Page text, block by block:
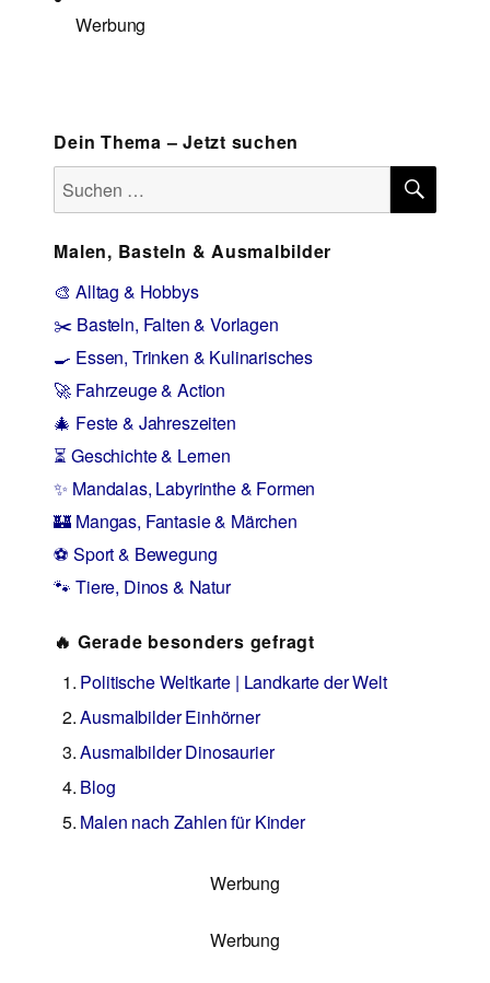
Werbung
Dein Thema – Jetzt suchen
Suchen
nach:
Malen, Basteln & Ausmalbilder
🎨 Alltag & Hobbys
✂️ Basteln, Falten & Vorlagen
🍳 Essen, Trinken & Kulinarisches
🚀 Fahrzeuge & Action
🎄 Feste & Jahreszeiten
⏳ Geschichte & Lernen
✨ Mandalas, Labyrinthe & Formen
🏰 Mangas, Fantasie & Märchen
⚽ Sport & Bewegung
🐾 Tiere, Dinos & Natur
🔥 Gerade besonders gefragt
Politische Weltkarte | Landkarte der Welt
Ausmalbilder Einhörner
Ausmalbilder Dinosaurier
Blog
Malen nach Zahlen für Kinder
Werbung
Werbung